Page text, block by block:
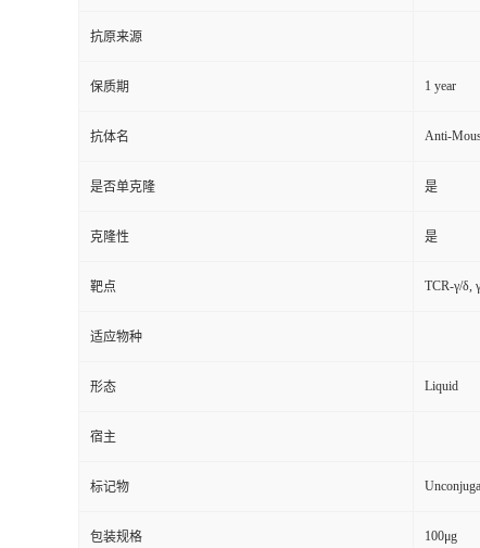
抗原来源
保质期 1 year
抗体名 Anti-
是否单克隆 是
克隆性 是
靶点 TCR-γ/δ,
适应物种
形态 Liquid
宿主
标记物
包装规格 100μg